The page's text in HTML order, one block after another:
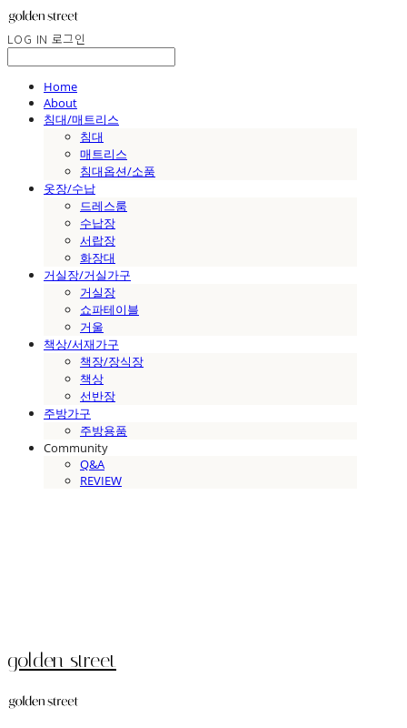
LOG IN 로그인
Home
About
침대/매트리스
침대
매트리스
침대옵션/소품
옷장/수납
드레스룸
수납장
서랍장
화장대
거실장/거실가구
거실장
쇼파테이블
거울
책상/서재가구
책장/장식장
책상
선반장
주방가구
주방용품
Community
Q&A
REVIEW
golden street